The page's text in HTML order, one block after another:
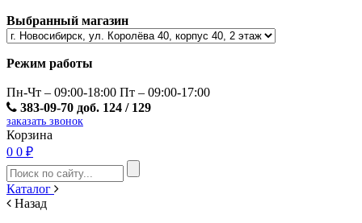
Выбранный магазин
Режим работы
Пн-Чт – 09:00-18:00 Пт – 09:00-17:00
383-09-70 доб. 124 / 129
заказать звонок
Корзина
0 0 ₽
Каталог
Назад